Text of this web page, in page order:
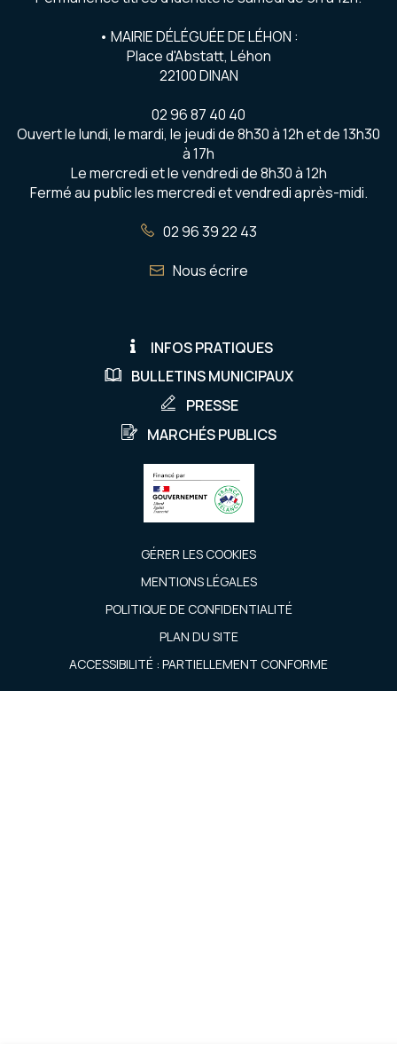
• MAIRIE DÉLÉGUÉE DE LÉHON :
Place d'Abstatt, Léhon
22100 DINAN
02 96 87 40 40
Ouvert le lundi, le mardi, le jeudi de 8h30 à 12h et de 13h30
à 17h
Le mercredi et le vendredi de 8h30 à 12h
Fermé au public les mercredi et vendredi après-midi.
02 96 39 22 43
Nous écrire
INFOS PRATIQUES
BULLETINS MUNICIPAUX
PRESSE
MARCHÉS PUBLICS
GÉRER LES COOKIES
MENTIONS LÉGALES
POLITIQUE DE CONFIDENTIALITÉ
PLAN DU SITE
ACCESSIBILITÉ : PARTIELLEMENT CONFORME